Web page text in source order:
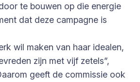
te bouwen op die energie
dat deze campagne is
wil maken van haar idealen,
zijn met vijf zetels”,
geeft de commissie ook